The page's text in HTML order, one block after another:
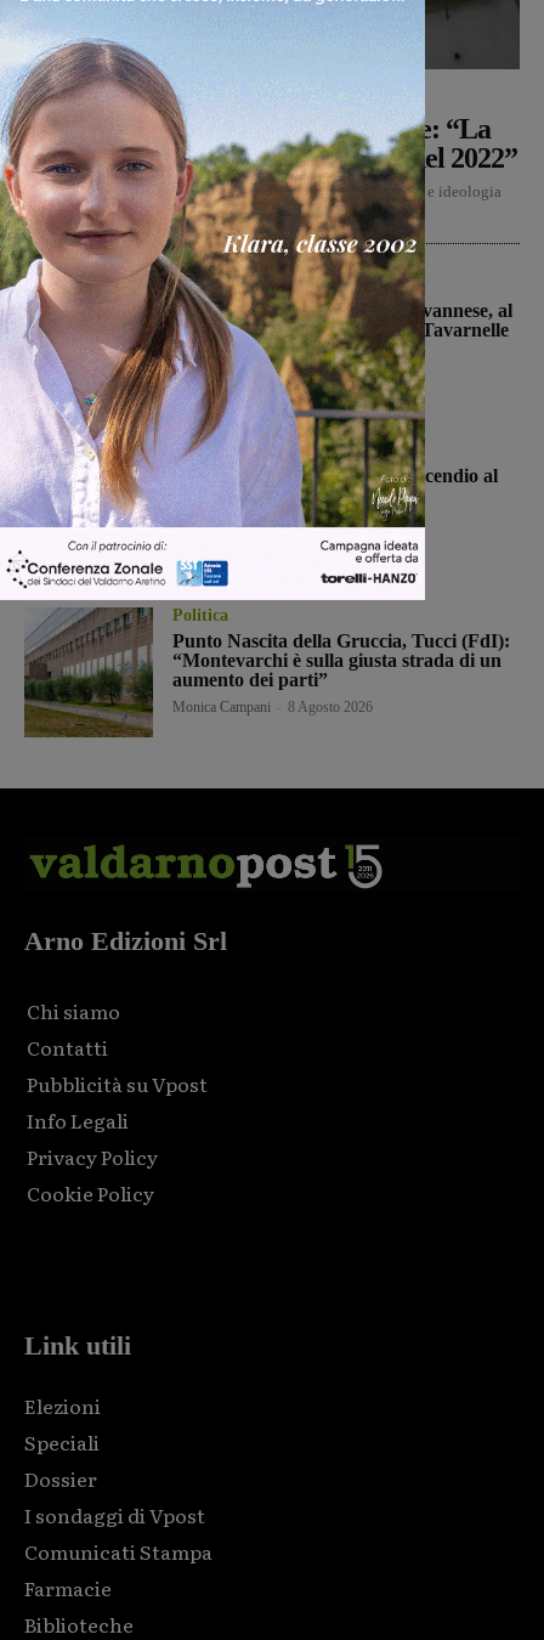
Politica Monica Campani - 8 Agosto 2026
Reggello, i consiglieri di opposizione: “La
TARI 2026 resta più alta di quella del 2022”
"La bolletta 2026 resta più alta di quella del 2022. Disservizi e ideologia
costano cari ai cittadini", a parlare...
San Giovanni Valdarno
Prima stagionale per la Sangiovannese, al
“Fedini” arriva il San Donato Tavarnelle
Michele Bossini - 8 Agosto 2026
Cronaca
Loro Ciuffenna, squadre antincendio al
lavoro per un rogo nei boschi
Monica Campani - 8 Agosto 2026
Politica
Punto Nascita della Gruccia, Tucci (FdI):
“Montevarchi è sulla giusta strada di un
aumento dei parti”
Monica Campani 8 Agosto 2026
Arno Edizioni Srl
Chi siamo
Contatti
Pubblicità su Vpost
Info Legali
Privacy Policy
Cookie Policy
Link utili
Elezioni
Speciali
Dossier
I sondaggi di Vpost
Comunicati Stampa
Farmacie
Biblioteche